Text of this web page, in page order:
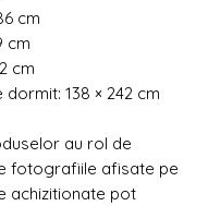
cm
cm
cm
138 × 242 cm
au rol de
fotografiile afisate pe
achizitionate pot